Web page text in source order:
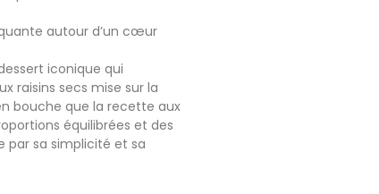
autour d’un cœur
iconique qui
raisins secs mise sur la
bouche que la recette aux
équilibrées et des
par sa simplicité et sa